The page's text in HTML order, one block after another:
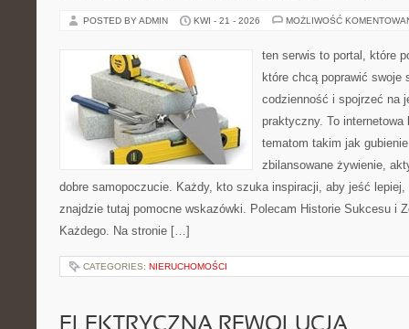
POSTED BY ADMIN KWI - 21 - 2026 MOŻLIWOŚĆ
ten serwis to portal, które
które chcą poprawić swoje
codzienność i spojrzeć na
praktyczny. To
tematom takim jak
zbilansowane żywienie,
dobre samopoczucie. Każdy, kto szuka inspiracji, aby jeść
znajdzie tutaj pomocne wskazówki. Polecam Historie Sukcesu i
Każdego. Na stronie […]
CATEGORIES: NIERUCHOMOŚCI